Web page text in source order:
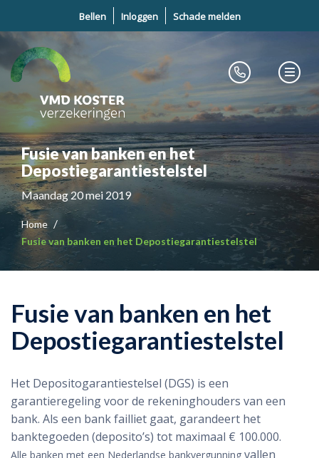
Bellen Inloggen Schade melden
Fusie van banken en het
Depostiegarantiestelstel
Maandag 20 mei 2019
Home
Fusie van banken en het Depostiegarantiestelstel
Fusie van banken en het
Depostiegarantiestelstel
Het Depositogarantiestelsel (DGS) is een
garantieregeling voor de rekeninghouders van een
bank. Als een bank failliet gaat, garandeert het
banktegoeden (deposito’s) tot maximaal € 100.000.
Alle banken met een Nederlandse bankvergunning vallen